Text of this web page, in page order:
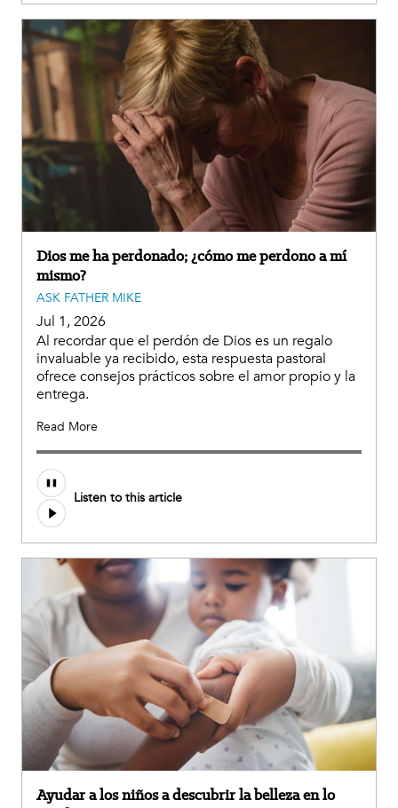
Dios me ha perdonado; ¿cómo me perdono a mí
mismo?
ASK FATHER MIKE
Jul 1, 2026
Al recordar que el perdón de Dios es un regalo
invaluable ya recibido, esta respuesta pastoral
ofrece consejos prácticos sobre el amor propio y la
entrega.
Read More
Listen to this article
Ayudar a los niños a descubrir la belleza en lo